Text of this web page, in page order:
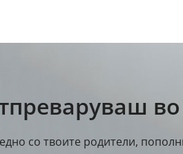
со твоите родители,